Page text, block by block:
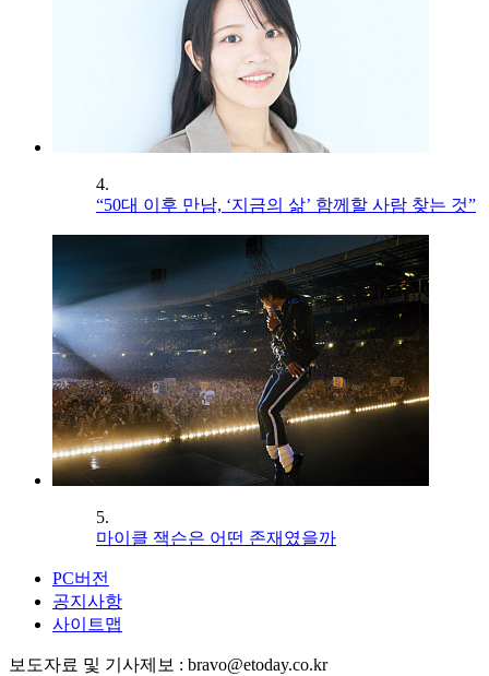
4.
“50대 이후 만남, ‘지금의 삶’ 함께할 사람 찾는 것”
5.
마이클 잭슨은 어떤 존재였을까
PC버전
공지사항
사이트맵
보도자료 및 기사제보 : bravo@etoday.co.kr